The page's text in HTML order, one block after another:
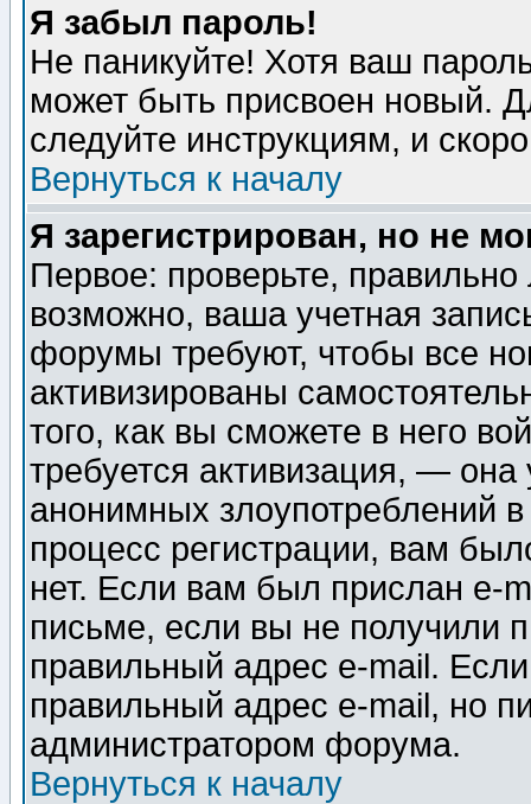
Я забыл пароль!
Не паникуйте! Хотя ваш
может быть присвоен новый.
следуйте инструкциям, и
Вернуться к началу
Я зарегистрирован, но не
Первое: проверьте,
возможно, ваша учетная
форумы требуют, чтобы все
активизированы
того, как вы сможете в него
требуется активизация, —
анонимных злоупотреблений
процесс регистрации, вам
нет. Если вам был прислан e-
письме, если вы не получили
правильный адрес e-mail.
правильный адрес e-mail, но
администратором форума.
Вернуться к началу